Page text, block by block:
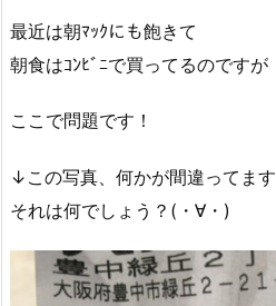
最近は朝ﾏｯｸにも飽きて
朝食はｺﾝﾋﾞﾆで買ってるのですが
ここで問題です！
↓この写真、何かが間違ってます
それは何でしょう？(・∀・)